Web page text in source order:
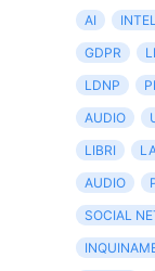
AI
GDPR
LDNP
AUDIO
LIBRI
AUDIO
SOCIAL